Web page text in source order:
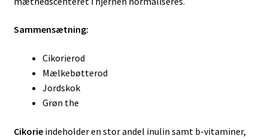
Sammensætning:
Cikorierod
Mælkebøtterod
Jordskok
Grøn the
Cikorieindeholder en stor andel inulin samt b-vitaminer,